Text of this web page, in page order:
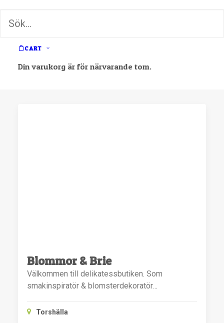
CART
Din varukorg är för närvarande tom.
Blommor & Brie
Välkommen till delikatessbutiken. Som
smakinspiratör & blomsterdekoratör…
Torshälla